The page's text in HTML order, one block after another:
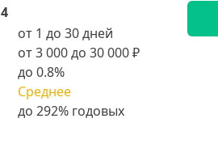
4
от 1 до 30 дней
от 3 000 до 30 000 ₽
до 0.8%
Среднее